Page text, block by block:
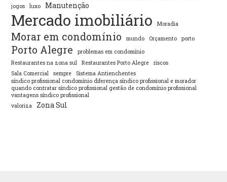
jogos
luxo Manutenção
Mercado imobiliário Moradia
Morar em condomínio mundo Orçamento porto
Porto Alegre
problemas em condomínio
Restaurantes na zona sul
Restaurantes Porto Alegre
riscos
Sala Comercial
sempre
Sistema Antienchentes
síndico profissional condomínio diferença síndico profissional e morador
quando contratar síndico profissional gestão de condomínio profissional
vantagens síndico profissional
valoriza
Zona Sul